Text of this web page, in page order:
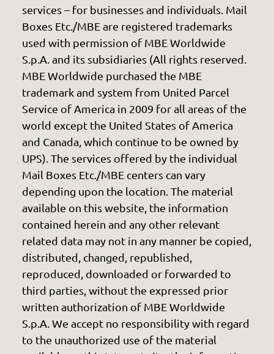
services – for businesses and individuals. Mail
Boxes Etc./MBE are registered trademarks
used with permission of MBE Worldwide
S.p.A. and its subsidiaries (All rights reserved.
MBE Worldwide purchased the MBE
trademark and system from United Parcel
Service of America in 2009 for all areas of the
world except the United States of America
and Canada, which continue to be owned by
UPS). The services offered by the individual
Mail Boxes Etc./MBE centers can vary
depending upon the location. The material
available on this website, the information
contained herein and any other relevant
related data may not in any manner be copied,
distributed, changed, republished,
reproduced, downloaded or forwarded to
third parties, without the expressed prior
written authorization of MBE Worldwide
S.p.A. We accept no responsibility with regard
to the unauthorized use of the material